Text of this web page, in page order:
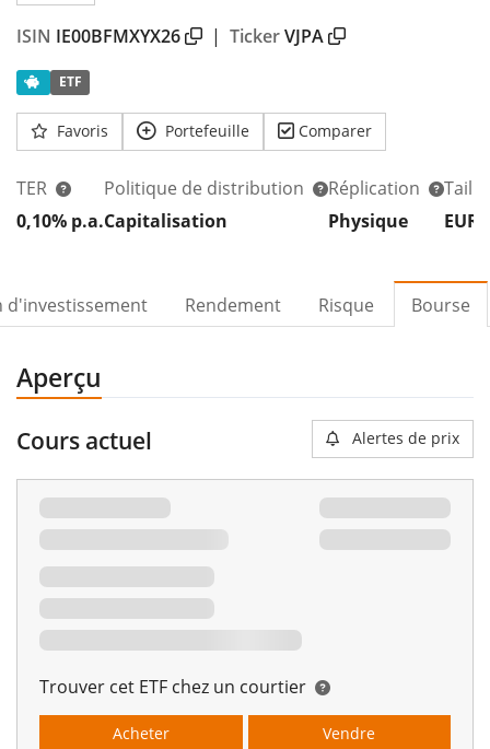
ISIN IE00BFMXYX26 | TickerVJPA
ETF
Favoris Portefeuille Comparer
TER
0,10% p.a.
Politique de distribution
Capitalisation
Réplication
Physique
EUR
d'investissement Rendement Risque Bourse
Aperçu
Cours actuel Alertes de prix
Trouver cet ETF chez un courtier
Acheter Vendre